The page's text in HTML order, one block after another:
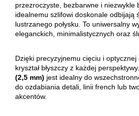
przezroczyste, bezbarwne i niezwykle
idealnemu szlifowi doskonale odbijają
lustrzanego połysku. To uniwersalny
eleganckich, minimalistycznych oraz
Dzięki precyzyjnemu cięciu i optycznej
kryształ błyszczy z każdej
(2,5 mm) jest idealny do
do ozdabiania detali, linii french lub
akcentów.